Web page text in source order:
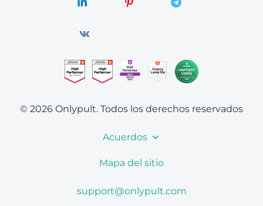
© 2026 Onlypult. Todos los derechos reservados
Acuerdos
Mapa del sitio
support@onlypult.com